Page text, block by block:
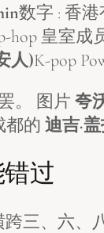
数字 : 香港
hop 皇室
人)K-pop
。 图片 夸
都的 迪吉·
过
三、六、